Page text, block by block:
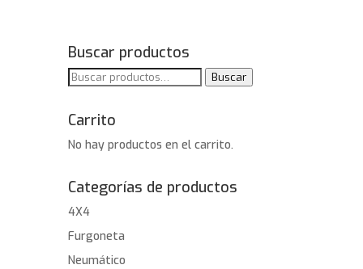
Buscar productos
Buscar
Buscar
Carrito
No hay productos en el carrito.
Categorías de productos
4X4
Furgoneta
Neumático